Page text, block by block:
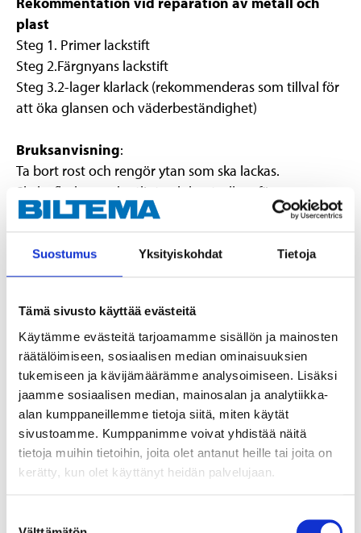
Suostumus Yksityiskohdat Tietoja
Tämä sivusto käyttää evästeitä
Käytämme evästeitä tarjoamamme sisällön ja mainosten
räätälöimiseen, sosiaalisen median ominaisuuksien
tukemiseen ja kävijämäärämme analysoimiseen. Lisäksi
jaamme sosiaalisen median, mainosalan ja analytiikka-
alan kumppaneillemme tietoja siitä, miten käytät
sivustoamme. Kumppanimme voivat yhdistää näitä
tietoja muihin tietoihin, joita olet antanut heille tai joita on
kerätty, kun olet käyttänyt heidän palvelujaan.
plast
Steg 1. Primer lackstift
Steg 2.Färgnyans lackstift
Steg 3.2-lager klarlack (rekommenderas som tillval för
att öka glansen och väderbeständighet)
Bruksanvisning:
Ta bort rost och rengör ytan som ska lackas.
Skaka flaskan ordentligt och kontrollera färgnyansen.
Stryk på färgen med penseln.
EUH066 Upprepad kontakt kan ge torr hud eller hudsprickor.
EUH211 Varning! Farliga respirabla droppar kan bildas vid sprejning.
Inandas inte sprej eller dimma.
H225 Mycket brandfarlig vätska och ånga.
H319 Orsakar allvarlig ögonirritation.
H336 Kan göra att man blir dåsig eller omtöcknad.
Teknisk specifikation